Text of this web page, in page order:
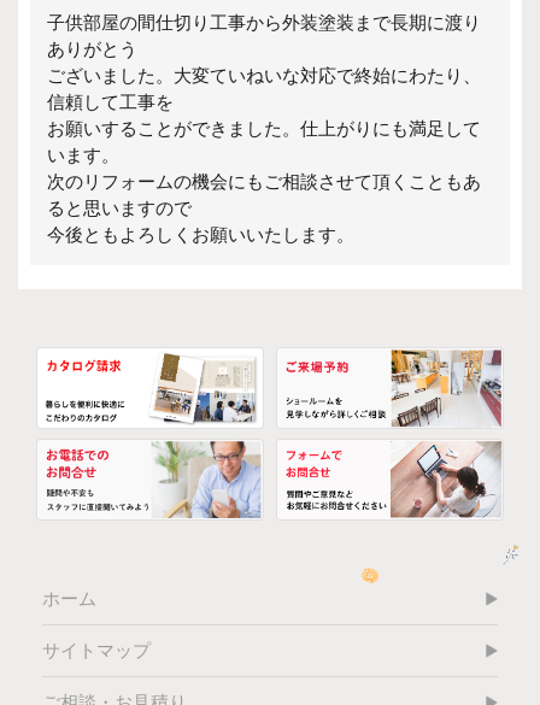
子供部屋の間仕切り工事から外装塗装まで長期に渡り
ありがとう
ございました。大変ていねいな対応で終始にわたり、
信頼して工事を
お願いすることができました。仕上がりにも満足して
います。
次のリフォームの機会にもご相談させて頂くこともあ
ると思いますので
今後ともよろしくお願いいたします。
ホーム
サイトマップ